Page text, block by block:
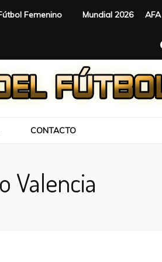
Femenino Mundial 2026 AFA
CONTACTO
Valencia